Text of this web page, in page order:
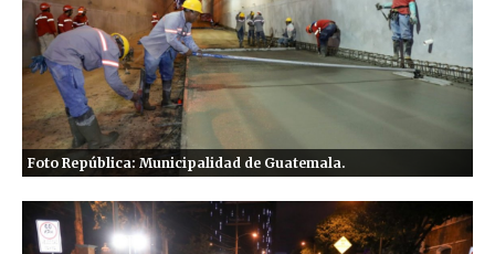
Foto República: Municipalidad de Guatemala.